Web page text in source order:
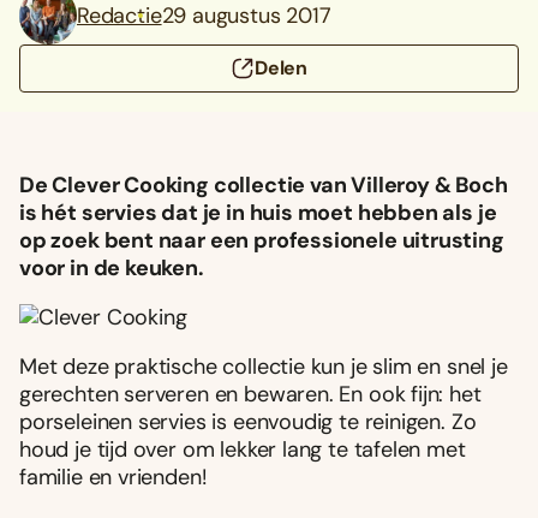
Redactie29 augustus 2017
Delen
De Clever Cooking collectie van Villeroy & Boch
is hét servies dat je in huis moet hebben als je
op zoek bent naar een professionele uitrusting
voor in de keuken.
Met deze praktische collectie kun je slim en snel je
gerechten serveren en bewaren. En ook fijn: het
porseleinen servies is eenvoudig te reinigen. Zo
houd je tijd over om lekker lang te tafelen met
familie en vrienden!